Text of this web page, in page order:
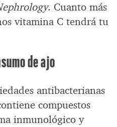
. Cuanto más
vitamina C tendrá tu
de ajo
antibacterianas
compuestos
inmunológico y